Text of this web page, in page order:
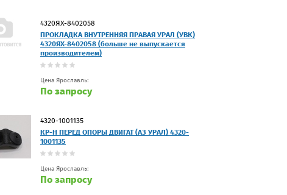
4320ЯХ-8402058
ПРОКЛАДКА ВНУТРЕННЯЯ ПРАВАЯ УРАЛ (УВК)
4320ЯХ-8402058 (больше не выпускается
производителем)
Цена Ярославль:
По запросу
4320-1001135
КР-Н ПЕРЕД ОПОРЫ ДВИГАТ (АЗ УРАЛ) 4320-
1001135
Цена Ярославль:
По запросу